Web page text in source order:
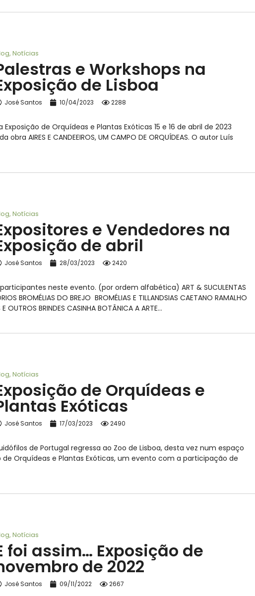
, Notícias
e Workshops na
de Lisboa
José Santos 10/04/2023 2288
de Orquídeas e Plantas Exóticas 15 e 16 de abril de 2023
AIRES E CANDEEIROS, UM CAMPO DE ORQUÍDEAS. O autor Luís
, Notícias
e Vendedores na
de abril
José Santos 28/03/2023 2420
neste evento. (por ordem alfabética) ART & SUCULENTAS
BROMÉLIAS DO BREJO BROMÉLIAS E TILLANDSIAS CAETANO RAMALHO
OUTROS BRINDES CASINHA BOTÂNICA A ARTE…
, Notícias
de Orquídeas e
Exóticas
José Santos 17/03/2023 2490
de Portugal regressa ao Zoo de Lisboa, desta vez num espaço
Orquídeas e Plantas Exóticas, um evento com a participação de
, Notícias
foi assim… Exposição de
de 2022
José Santos 09/11/2022 2667